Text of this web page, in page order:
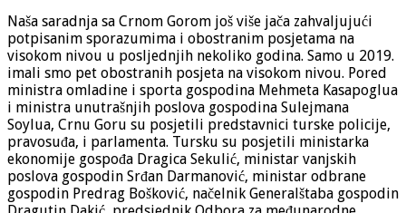
Naša saradnja sa Crnom Gorom još više jača zahvaljujući
potpisanim sporazumima i obostranim posjetama na
visokom nivou u posljednjih nekoliko godina. Samo u 2019.
imali smo pet obostranih posjeta na visokom nivou. Pored
ministra omladine i sporta gospodina Mehmeta Kasapoglua
i ministra unutrašnjih poslova gospodina Sulejmana
Soylua, Crnu Goru su posjetili predstavnici turske policije,
pravosuđa, i parlamenta. Tursku su posjetili ministarka
ekonomije gospođa Dragica Sekulić, ministar vanjskih
poslova gospodin Srđan Darmanović, ministar odbrane
gospodin Predrag Bošković, načelnik Generalštaba gospodin